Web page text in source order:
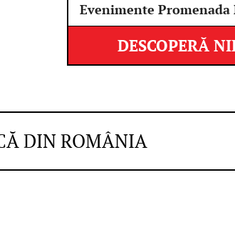
Evenimente
DESCOPERĂ
DIN ROMÂNIA